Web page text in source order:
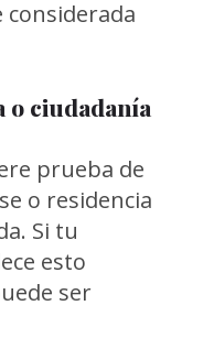
o ciudadanía
prueba de
o residencia
Si tu
esto
ser